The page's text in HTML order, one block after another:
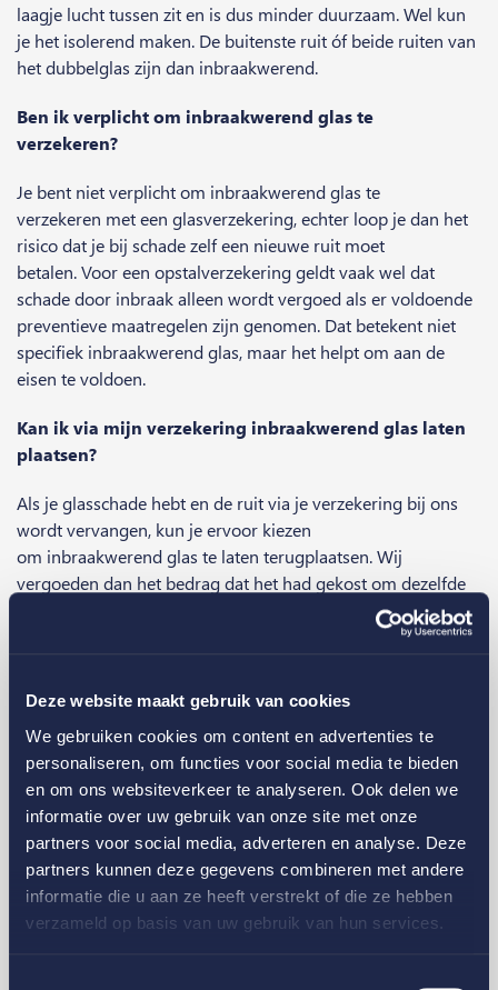
Deze website maakt gebruik van cookies
We gebruiken cookies om content en advertenties te
personaliseren, om functies voor social media te bieden
en om ons websiteverkeer te analyseren. Ook delen we
informatie over uw gebruik van onze site met onze
partners voor social media, adverteren en analyse. Deze
partners kunnen deze gegevens combineren met andere
informatie die u aan ze heeft verstrekt of die ze hebben
verzameld op basis van uw gebruik van hun services.
laagje lucht tussen zit en is dus minder duurzaam. Wel kun
je het isolerend maken. De buitenste ruit óf beide ruiten van
het dubbelglas zijn dan inbraakwerend.
Ben ik verplicht om inbraakwerend glas te
verzekeren?
Je bent niet verplicht om inbraakwerend glas te
verzekeren met een glasverzekering, echter loop je dan het
risico dat je bij schade zelf een nieuwe ruit moet
betalen. Voor een opstalverzekering geldt vaak wel dat
schade door inbraak alleen wordt vergoed als er voldoende
preventieve maatregelen zijn genomen. Dat betekent niet
specifiek inbraakwerend glas, maar het helpt om aan de
eisen te voldoen.
Kan ik via mijn verzekering inbraakwerend glas laten
plaatsen?
Als je glasschade hebt en de ruit via je verzekering bij ons
wordt vervangen, kun je ervoor kiezen
om inbraakwerend glas te laten terugplaatsen. Wij
vergoeden dan het bedrag dat het had gekost om dezelfde
ruit terug te plaatsen, de meerkosten zijn voor eigen
Gerelateerde artikelen